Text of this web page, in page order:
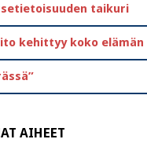
taikuri
kehittyy koko elämän
AIHEET